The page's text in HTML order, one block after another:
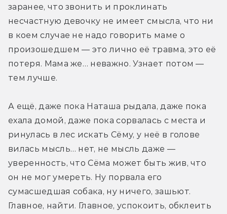
заранее, что звонить и проклинать
несчастную девочку не имеет смысла, что ни
в коем случае не надо говорить маме о
произошедшем — это лично её травма, это её
потеря. Мама же… неважно. Узнает потом —
тем лучше.
А ещё, даже пока Наташа рыдала, даже пока
ехала домой, даже пока сорвалась с места и
ринулась в лес искать Сёму, у неё в голове
вилась мысль… нет, не мысль даже —
уверенность, что Сёма может быть жив, что
он не мог умереть. Ну порвала его
сумасшедшая собака, ну ничего, зашьют.
Главное, найти. Главное, успокоить, обклеить